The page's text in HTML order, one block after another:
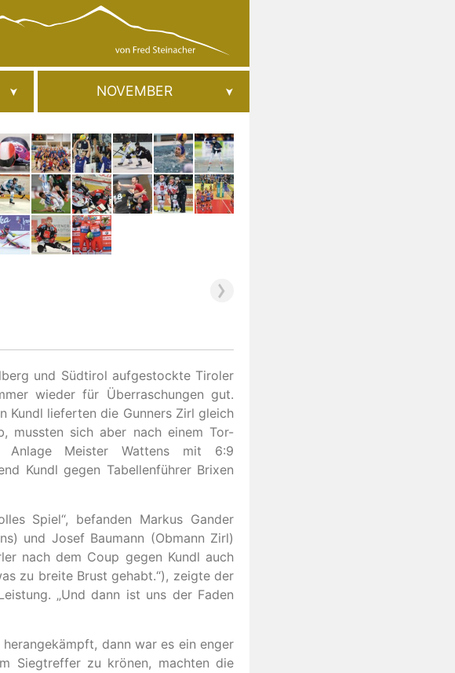
NOVEMBER
und Südtirol aufgestockte Tiroler
wieder für Überraschungen gut.
Kundl lieferten die Gunners Zirl gleich
mussten sich aber nach einem Tor-
Anlage Meister Wattens mit 6:9
Kundl gegen Tabellenführer Brixen
Spiel“, befanden Markus Gander
und Josef Baumann (Obmann Zirl)
nach dem Coup gegen Kundl auch
zu breite Brust gehabt.“), zeigte der
„Und dann ist uns der Faden
dann war es ein enger
Siegtreffer zu krönen, machten die